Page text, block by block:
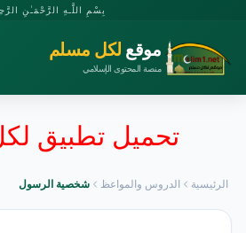
بِسْمِ اللَّـهِ الرَّحْمَـٰنِ
موقع لكل مسلم
منصة المحتوى الإسلامي
تحميل تطبيق
الرئيسية الدروس والمواعظ شخصية الرسول